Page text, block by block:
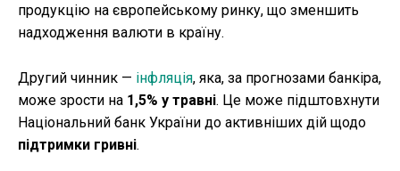
продукцію на європейському ринку, що зменшить
надходження валюти в країну.
Другий чинник — інфляція, яка, за прогнозами банкіра,
може зрости на 1,5% у травні. Це може підштовхнути
Національний банк України до активніших дій щодо
підтримки гривні.